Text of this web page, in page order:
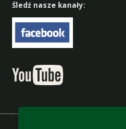
Śledź nasze kanały: